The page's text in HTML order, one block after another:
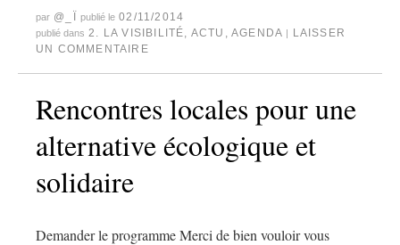
par @_Ï publié le 02/11/2014
publié dans 2. LA VISIBILITÉ ACTU ,AGENDA | LAISSER
UN COMMENTAIRE
Rencontres locales pour une
alternative écologique et
solidaire
Demander le programme Merci de bien vouloir vous